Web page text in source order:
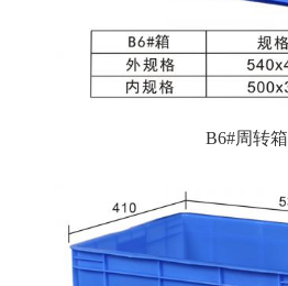
B6#周转箱